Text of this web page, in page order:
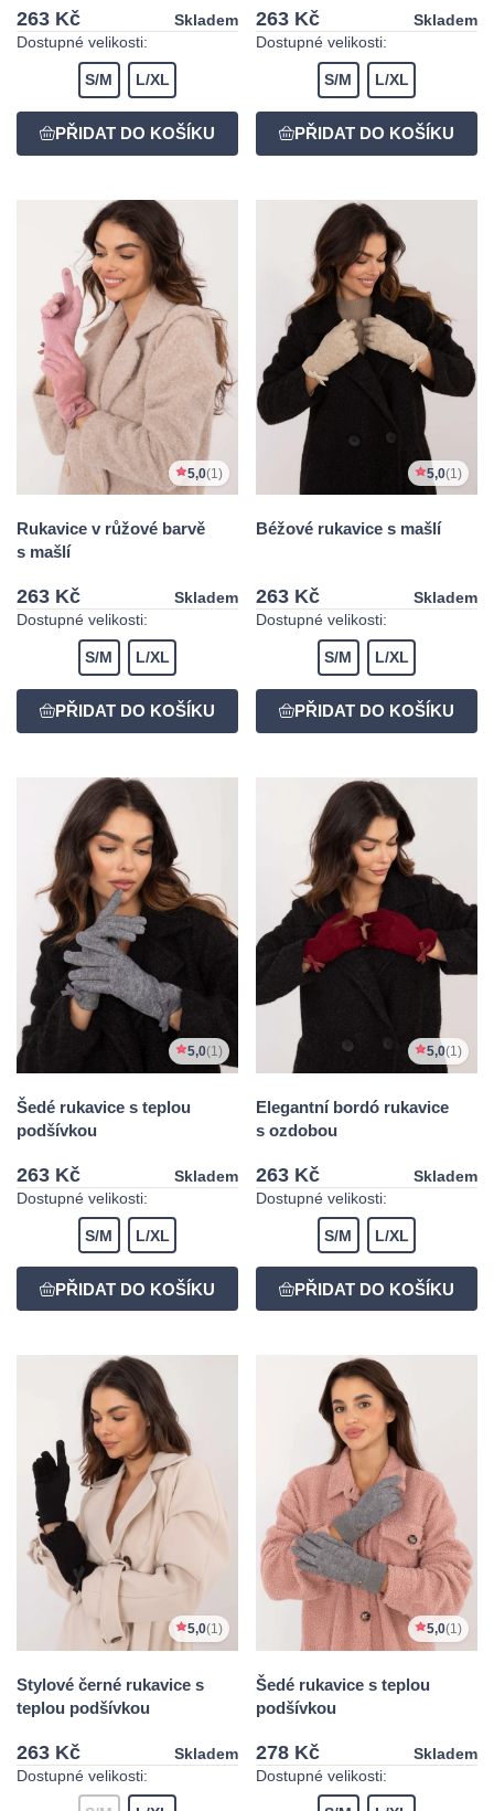
263 Kč
Skladem
Dostupné velikosti:
S/M L/XL
263 Kč
Skladem
Dostupné velikosti:
S/M L/XL
5,0(1)
Rukavice v růžové barvě
s mašlí
263 Kč
Skladem
Dostupné velikosti:
S/M L/XL
5,0(1)
Béžové rukavice s mašlí
263 Kč
Skladem
Dostupné velikosti:
S/M L/XL
5,0(1)
Šedé rukavice s teplou
podšívkou
263 Kč
Skladem
Dostupné velikosti:
S/M L/XL
5,0(1)
Elegantní bordó rukavice
s ozdobou
263 Kč
Skladem
Dostupné velikosti:
S/M L/XL
5,0(1)
Stylové černé rukavice s
teplou podšívkou
263 Kč
Skladem
Dostupné velikosti:
5,0(1)
Šedé rukavice s teplou
podšívkou
278 Kč
Skladem
Dostupné velikosti: